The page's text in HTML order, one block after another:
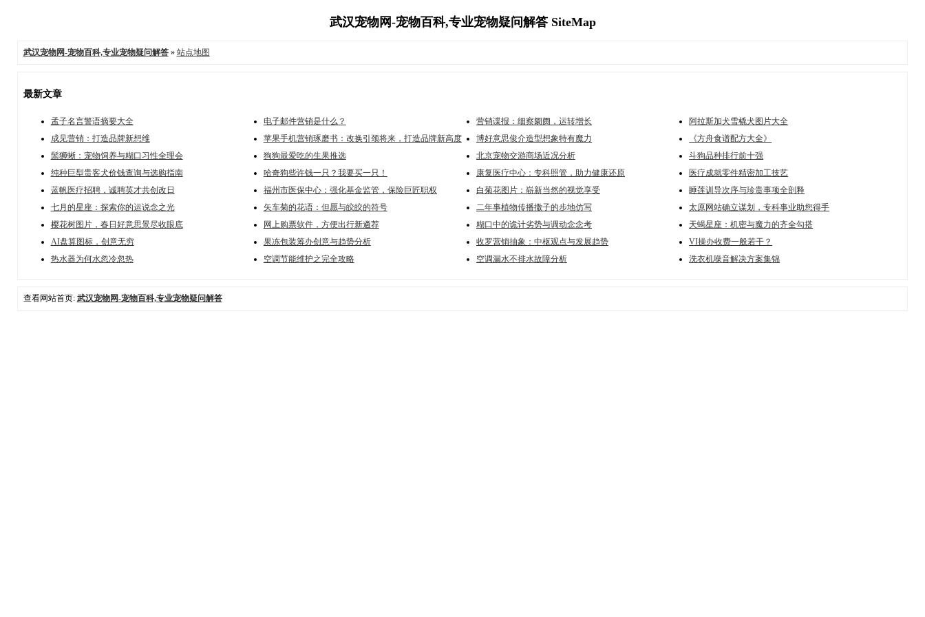
武汉宠物网-宠物百科,专业宠物疑问解答 SiteMap
武汉宠物网-宠物百科,专业宠物疑问解答» 站点地图
最新文章
孟子名言警语摘要大全 电子邮件营销是什么？ 营销谍报：细察阛阓，运转增长
阿拉斯加犬雪橇犬图片大全
成见营销：打造品牌新想维
苹果手机营销琢磨书：改换引颈将来，打造品牌新高度 博好意思俊介造型想象特有魔力
《方舟食谱配方大全》
鬃狮蜥：宠物饲养与糊口习性全理会
狗狗最爱吃的生果推选 北京宠物交游商场近况分析
斗狗品种排行前十强
纯种巨型贵客犬价钱查询与选购指南
哈奇狗些许钱一只？我要买一只！ 康复医疗中心：专科照管，助力健康还原
医疗成就零件精密加工技艺
蓝帆医疗招聘，诚聘英才共创改日
福州市医保中心：强化基金监管，保险巨匠职权 白菊花图片：崭新当然的视觉享受
睡莲训导次序与珍贵事项全剖释
七月的星座：探索你的运说念之光
矢车菊的花语：但愿与皎皎的符号 二年事植物传播撒子的步地仿写
太原网站确立谋划，专科事业助您得手
樱花树图片，春日好意思景尽收眼底
网上购票软件，方便出行新遴荐 糊口中的诡计劣势与调动念念考
天蝎星座：机密与魔力的齐全勾搭
AI盘算图标，创意无穷
果冻包装筹办创意与趋势分析 收罗营销抽象：中枢观点与发展趋势
VI操办收费一般若干？
热水器为何水忽冷忽热
空调节能维护之完全攻略 空调漏水不排水故障分析 洗衣机噪音解决方案集锦
查看网站首页: 武汉宠物网-宠物百科,专业宠物疑问解答